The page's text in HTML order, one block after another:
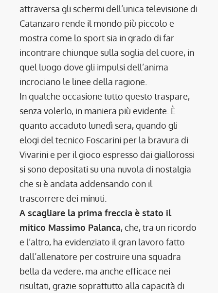
attraversa gli schermi dell’unica televisione di
Catanzaro rende il mondo più piccolo e
mostra come lo sport sia in grado di far
incontrare chiunque sulla soglia del cuore, in
quel luogo dove gli impulsi dell’anima
incrociano le linee della ragione.
In qualche occasione tutto questo traspare,
senza volerlo, in maniera più evidente. È
quanto accaduto lunedì sera, quando gli
elogi del tecnico Foscarini per la bravura di
Vivarini e per il gioco espresso dai giallorossi
si sono depositati su una nuvola di nostalgia
che si è andata addensando con il
trascorrere dei minuti.
A scagliare la prima freccia è stato il
mitico Massimo Palanca, che, tra un ricordo
e l’altro, ha evidenziato il gran lavoro fatto
dall’allenatore per costruire una squadra
bella da vedere, ma anche efficace nei
risultati, grazie soprattutto alla capacità di